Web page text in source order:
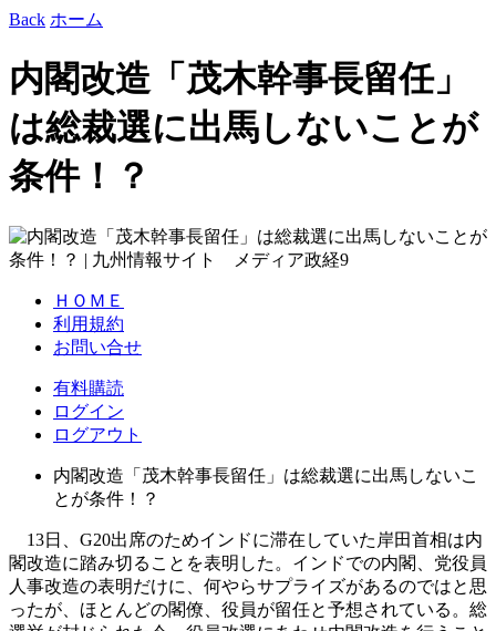
Back ホーム
内閣改造「茂木幹事長留任」
は総裁選に出馬しないことが
条件！？
ＨＯＭＥ
利用規約
お問い合せ
有料購読
ログイン
ログアウト
内閣改造「茂木幹事長留任」は総裁選に出馬しないこ
とが条件！？
13日、G20出席のためインドに滞在していた岸田首相は内
閣改造に踏み切ることを表明した。インドでの内閣、党役員
人事改造の表明だけに、何やらサプライズがあるのではと思
ったが、ほとんどの閣僚、役員が留任と予想されている。総